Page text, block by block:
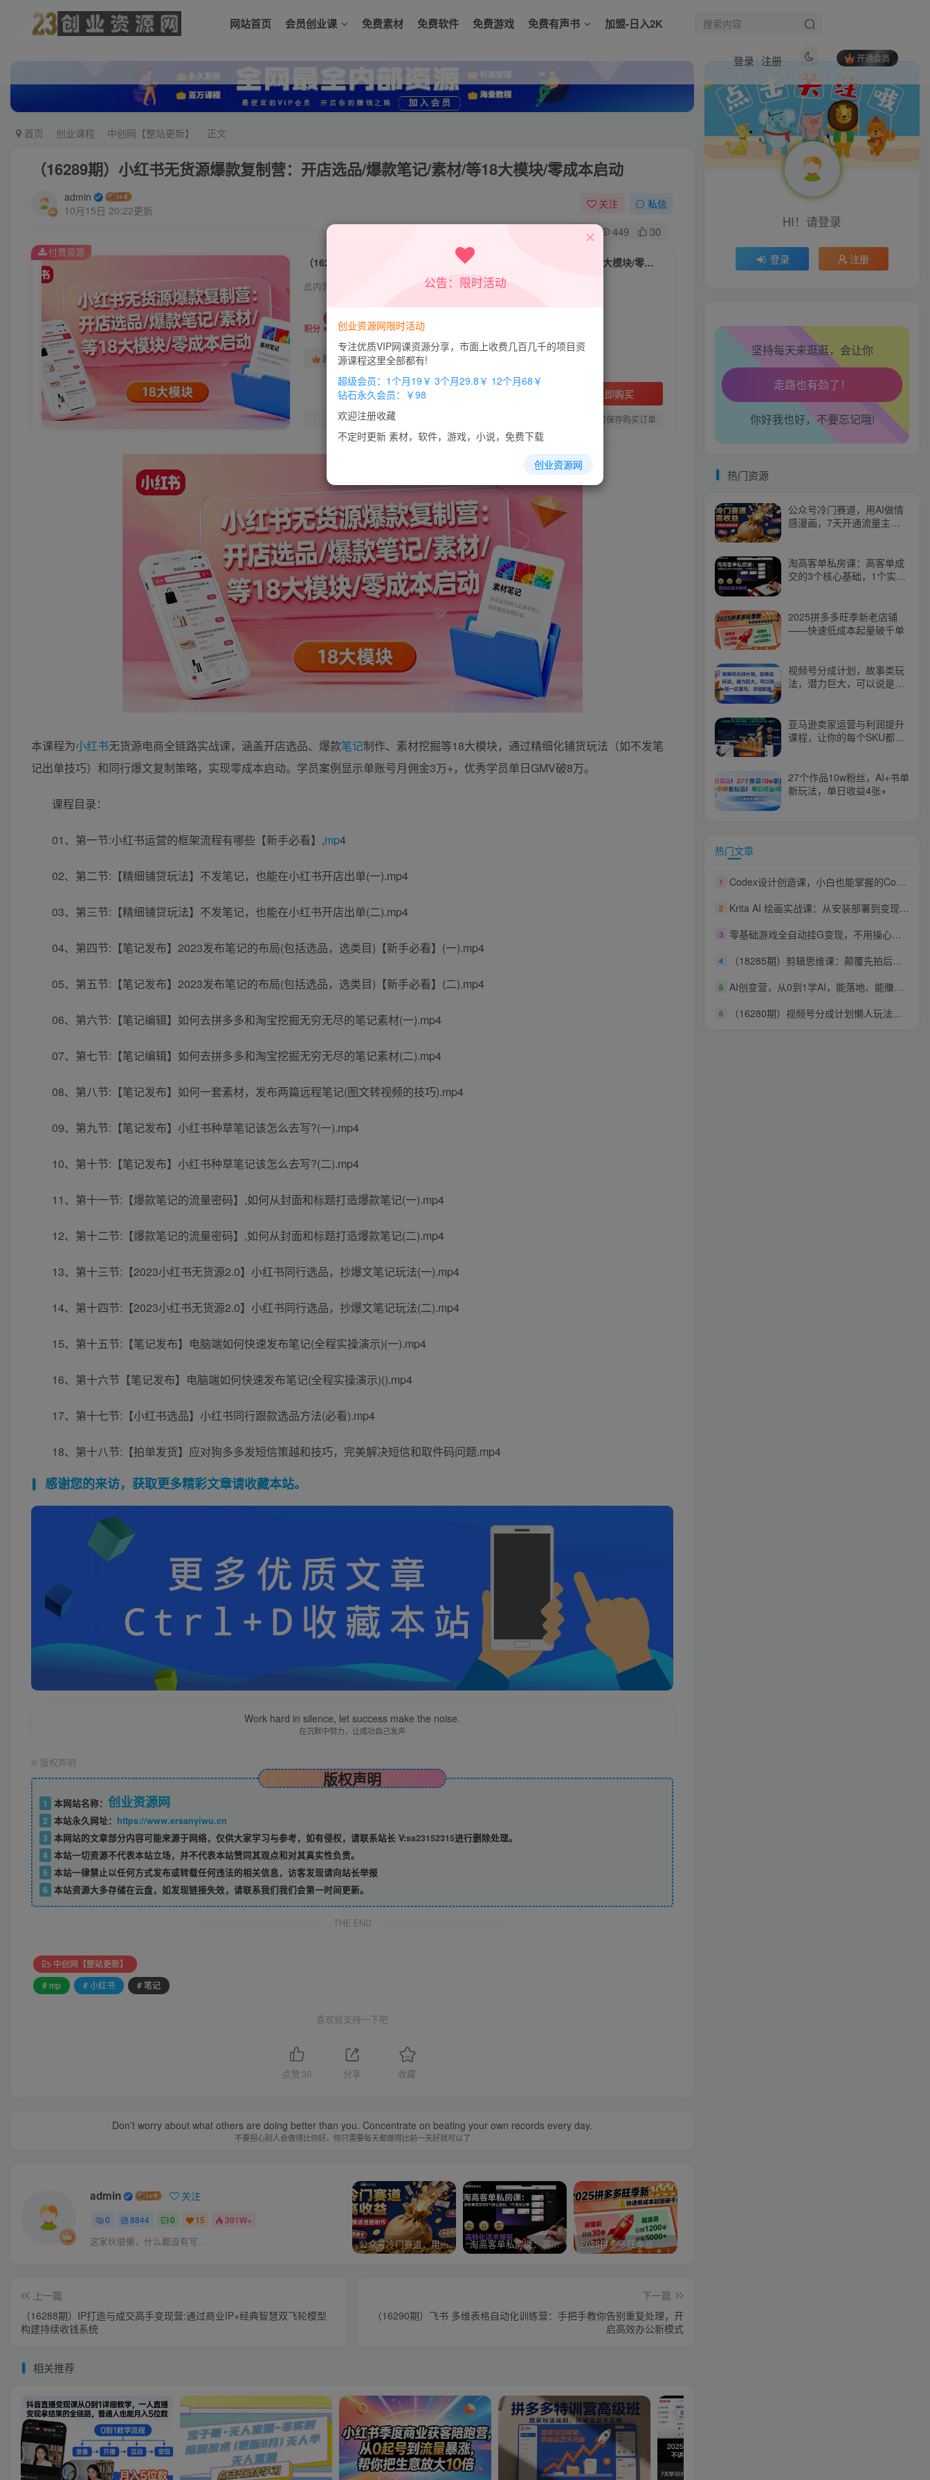
网站首页 会员创业课 免费素材 免费软件 免费游戏 免费有声书 加盟-日入2K
开通会员
登录 注册
首页 创业课程 中创网【整站更新】 正文
（16289期）小红书无货源爆款复制营：开店选品/爆款笔记/素材/等18大模块/零成本启动
admin
10月15日 20:22更新
关注 私信
0 449 30
（16289期）小红书无货源爆款复制营：开店选品/爆款笔记/素材/等18大模块/零成本启动
此内容为付费资源，请付费后查看
积分 9.9
超级会员免费 钻石会员
立即购买
您当前未登录！建议登陆后购买，办理会员包月更省钱，可保存购买订单
付费资源
本课程为小红书无货源电商全链路实战课，涵盖开店选品、爆款笔记制作、素材挖掘等18大模块，通过精细化铺货玩法（如不发笔
记出单技巧）和同行爆文复制策略，实现零成本启动。学员案例显示单账号月佣金3万+，优秀学员单日GMV破8万。
课程目录：
01、第一节:小红书运营的框架流程有哪些【新手必看】,mp4
02、第二节:【精细铺贷玩法】不发笔记，也能在小红书开店出单(一).mp4
03、第三节:【精细铺贷玩法】不发笔记，也能在小红书开店出单(二).mp4
04、第四节:【笔记发布】2023发布笔记的布局(包括选品，选类目)【新手必看】(一).mp4
05、第五节:【笔记发布】2023发布笔记的布局(包括选品，选类目)【新手必看】(二).mp4
06、第六节:【笔记编辑】如何去拼多多和淘宝挖掘无穷无尽的笔记素材(一).mp4
07、第七节:【笔记编辑】如何去拼多多和淘宝挖掘无穷无尽的笔记素材(二).mp4
08、第八节:【笔记发布】如何一套素材，发布两篇远程笔记(图文转视频的技巧).mp4
09、第九节:【笔记发布】小红书种草笔记该怎么去写?(一).mp4
10、第十节:【笔记发布】小红书种草笔记该怎么去写?(二).mp4
11、第十一节:【爆款笔记的流量密码】,如何从封面和标题打造爆款笔记(一).mp4
12、第十二节:【爆款笔记的流量密码】,如何从封面和标题打造爆款笔记(二).mp4
13、第十三节:【2023小红书无货源2.0】小红书同行选品，抄爆文笔记玩法(一).mp4
14、第十四节:【2023小红书无货源2.0】小红书同行选品，抄爆文笔记玩法(二).mp4
15、第十五节:【笔记发布】电脑端如何快速发布笔记(全程实操演示)(一).mp4
16、第十六节【笔记发布】电脑端如何快速发布笔记(全程实操演示)().mp4
17、第十七节:【小红书选品】小红书同行跟款选品方法(必看).mp4
18、第十八节:【拍单发货】应对狗多多发短信策越和技巧，完美解决短信和取件码问题.mp4
感谢您的来访，获取更多精彩文章请收藏本站。
Work hard in silence, let success make the noise.
在沉默中努力，让成功自己发声
© 版权声明
版权声明
1 本网站名称： 创业资源网
2 本站永久网址： https://www.ersanyiwu.cn
3 本网站的文章部分内容可能来源于网络，仅供大家学习与参考，如有侵权，请联系站长 V:ss23152315进行删除处理。
4 本站一切资源不代表本站立场，并不代表本站赞同其观点和对其真实性负责。
5 本站一律禁止以任何方式发布或转载任何违法的相关信息，访客发现请向站长举报
6 本站资源大多存储在云盘，如发现链接失效，请联系我们我们会第一时间更新。
THE END
中创网【整站更新】
# mp
# 小红书 # 笔记
喜欢就支持一下吧
点赞 30 分享 收藏
Don’t worry about what others are doing better than you. Concentrate on beating your own records every day.
不要担心别人会做得比你好。你只需要每天都做得比前一天好就可以了
admin 关注
0 8844 0 15 391W+
这家伙很懒，什么都没有写... 公众号冷门赛道，用AI做情感漫画，7天开通流量主，操作简单，小白可玩 淘高客单私房课：高客单成交的3个核心基础，1个实操法宝 2025拼多多旺季新老店铺——快速低成本起量破千单
上一篇
（16288期）IP打造与成交高手变现营:通过商业IP+经典智慧双飞轮模型
构建持续收钱系统
下一篇
（16290期）飞书 多维表格自动化训练营：手把手教你告别重复处理，开
启高效办公新模式
相关推荐
热门文章
Codex设计创造课，小白也能掌握的Codex设计创造技巧，把机械工作交给AI，把创作主动权留给自己
Krita AI 绘画实战课：从安装部署到变现，一站式掌握创作核心技能
零基础游戏全自动挂G变现，不用操心天天稳收千米，收益看得见，单人即可无脑操作【揭秘】
（18285期）剪辑思维课：颠覆先拍后剪！三镜法则+匹配剪辑+插入剪辑，告别流水账视频
AI创变营，从0到1学AI，能落地、能賺米的全场景实战课（更新5月）
HI！请登录
登录 注册
坚持每天来逛逛，会让你
生活也美好了！
心情也舒畅了！
走路也有劲了！
工作也轻松了！
你好我也好，不要忘记哦!
热门资源
公众号冷门赛道，用AI做情
感漫画，7天开通流量主，
淘高客单私房课：高客单成
交的3个核心基础，1个实操
2025拼多多旺季新老店铺
——快速低成本起量破千单
视频号分成计划，故事类玩
法，潜力巨大，可以说是一
亚马逊卖家运营与利润提升
课程，让你的每个SKU都成
27个作品10w粉丝，AI+书单
新玩法，单日收益4张+
热门文章
1 Codex设计创造课，小白也能掌握的Codex设计创造技巧，把机械工作交给AI，把创作主动权留给自己
2 Krita AI 绘画实战课：从安装部署到变现，一站式掌握创作核心技能
3 零基础游戏全自动挂G变现，不用操心天天稳收千米，收益看得见，单人即可无脑操作【揭秘】
4 （18285期）剪辑思维课：颠覆先拍后剪！三镜法则+匹配剪辑+插入剪辑，告别流水账视频
5 AI创变营，从0到1学AI，能落地、能賺米的全场景实战课（更新5月）
6 （16280期）视频号分成计划懒人玩法，十秒生成视频，日入2000+，手机一键操作
公告：限时活动
创业资源网限时活动
专注优质VIP网课资源分享，市面上收费几百几千的项目资
源课程这里全部都有!
超级会员：1个月19￥ 3个月29.8￥ 12个月68￥
钻石永久会员：￥98
欢迎注册收藏
不定时更新 素材，软件，游戏，小说，免费下载
创业资源网